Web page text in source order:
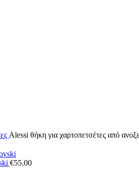
Alessi θήκη για χαρτοπετσέτες από
€55.00